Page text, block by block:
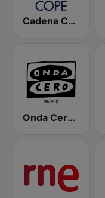
Cadena COPE
Onda Cero Madrid